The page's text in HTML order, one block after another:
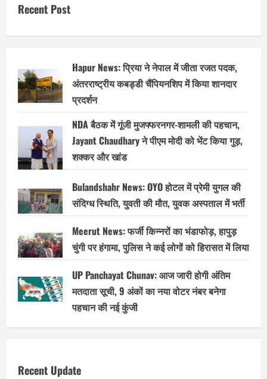
Recent Post
Hapur News: प्रिया ने नेपाल में जीता रजत पदक,
अंतरराष्ट्रीय कबड्डी चैंपियनशिप में किया शानदार
प्रदर्शन
NDA बैठक में गूंजी मुजफ्फरनगर-शामली की पहचान,
Jayant Chaudhary ने पीएम मोदी को भेंट किया गुड़,
शक्कर और खांड
Bulandshahr News: OYO होटल में प्रेमी युगल की
संदिग्ध स्थिति, युवती की मौत, युवक अस्पताल में भर्ती
Meerut News: फर्जी किन्नरों का भंडाफोड़, हापुड़
चुंगी पर हंगामा, पुलिस ने कई लोगों को हिरासत में लिया
UP Panchayat Chunav: आज जारी होगी अंतिम
मतदाता सूची, 9 अंकों का नया वोटर नंबर बनेगा
पहचान की नई कुंजी
Recent Update